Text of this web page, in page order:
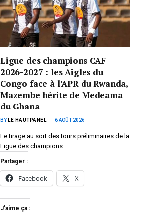
Ligue des champions CAF
2026-2027 : les Aigles du
Congo face à l’APR du Rwanda,
Mazembe hérite de Medeama
du Ghana
BY LE HAUTPANEL 6 AOÛT 2026
Le tirage au sort des tours préliminaires de la
Ligue des champions…
Partager :
Facebook X
J’aime ça :